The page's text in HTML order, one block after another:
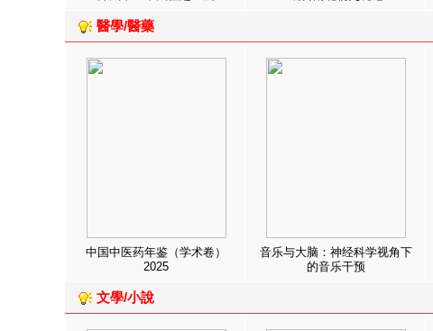
醫學/醫藥
中国中医药年鉴（学术卷）
2025
音乐与大脑：神经科学视角下
的音乐干预
文學/小說